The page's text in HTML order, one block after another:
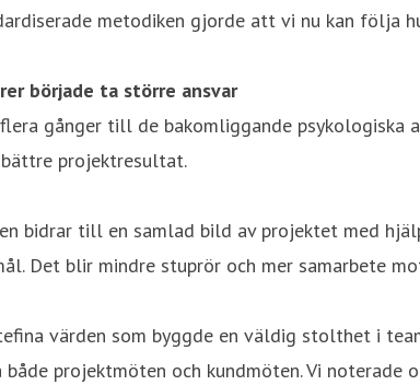
metodiken gjorde att vi nu kan
började ta större ansvar
gånger till de bakomliggande
projektresultat.
bidrar till en samlad bild av projektet med
Det blir mindre stuprör och mer samarbete
värden som byggde en väldig stolthet i
projektmöten och kundmöten. Vi